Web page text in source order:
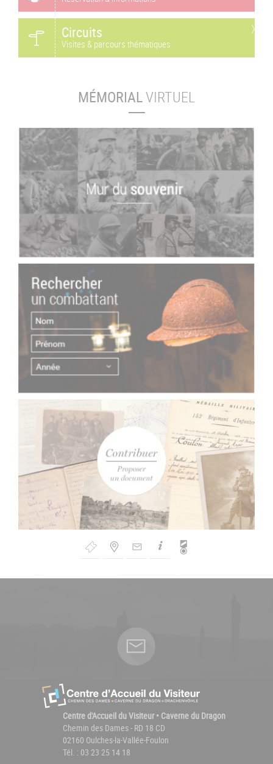
Circuits
Visites & parcours thématiques
MÉMORIALVIRTUEL
de
Centre d'Accueil du Visiteur • Caverne du Dragon
Chemin des Dames - RD 18 CD
02160 Oulches-la-Vallée-Foulon
Tél. : 03 23 25 14 18